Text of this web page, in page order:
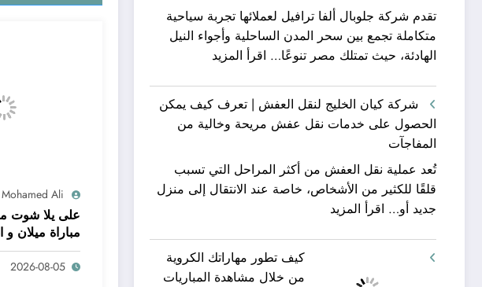
تقدم شركة جلوبال ألفا ترافيل لعملائها تجربة سياحية
متكاملة تجمع بين سحر المدن الساحلية وأجواء النيل
الهادئة، حيث تمتلك مصر تنوعًا… اقرأ المزيد
مصر
السياحية
السياحة
في
نيلية
–
شركة كيان الخليج لنقل العفش | تعرف كيف يمكن
الحصول على خدمات نقل عفش مريحة وخالية من
المفاجآت
تُعد عملية نقل العفش من أكثر المراحل التي تسبب
قلقًا للكثير من الأشخاص، خاصة عند الانتقال إلى منزل
جديد أو… اقرأ المزيد
الخليج
كيف تطور مهاراتك الكروية
من خلال مشاهدة المباريات
Mohamed Ali
على يلا شوت
مباراة ميلان و
2026-08-05